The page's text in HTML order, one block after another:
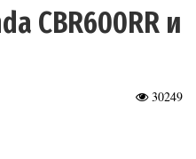
CBR600RR и
30249